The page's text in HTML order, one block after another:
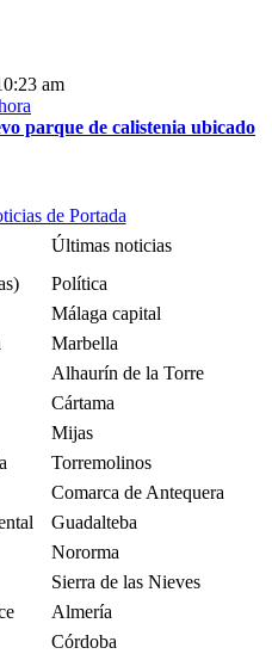
am
parque de calistenia ubicado
de Portada
Últimas noticias
Política
Málaga capital
Marbella
Alhaurín de la Torre
Cártama
Mijas
Torremolinos
Comarca de Antequera
Guadalteba
Nororma
Sierra de las Nieves
Almería
Córdoba